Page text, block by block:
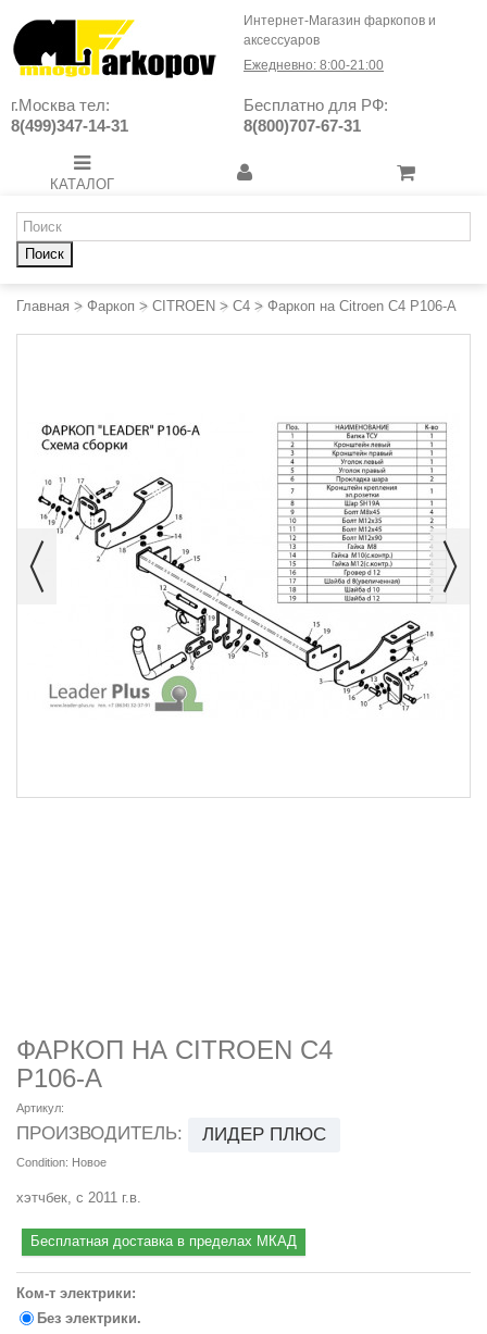
Интернет-Магазин фаркопов и
аксессуаров
Ежедневно: 8:00-21:00
г.Москва тел:
8(499)347-14-31
Бесплатно для РФ:
8(800)707-67-31
КАТАЛОГ
Поиск
Главная > Фаркоп > CITROEN > C4 > Фаркоп на Citroen C4 P106-A
ФАРКОП НА CITROEN C4
P106-A
Артикул:
ПРОИЗВОДИТЕЛЬ: ЛИДЕР ПЛЮС
Condition: Новое
хэтчбек, с 2011 г.в.
Бесплатная доставка в пределах МКАД
Ком-т электрики:
Без электрики.